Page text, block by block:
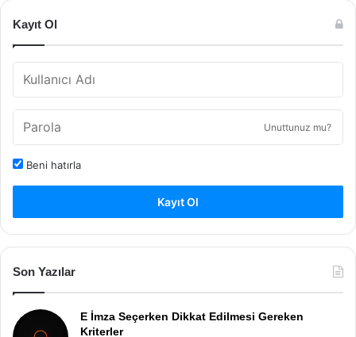
Kayıt Ol
Unuttunuz mu?
Beni hatırla
Kayıt Ol
Son Yazılar
E İmza Seçerken Dikkat Edilmesi Gereken
Kriterler